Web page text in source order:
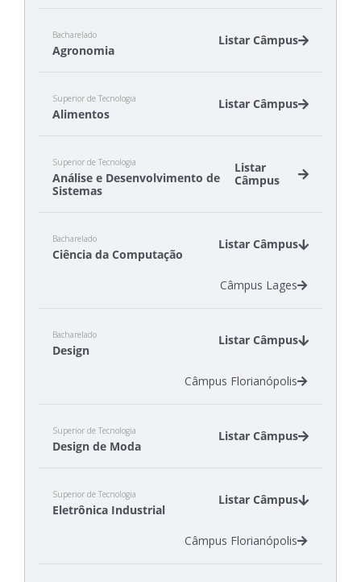
Bacharelado
Agronomia
Listar Câmpus
Câmpus São Miguel do Oeste
Superior de Tecnologia
Alimentos
Listar Câmpus
Câmpus São Miguel do Oeste
Superior de Tecnologia
Análise e Desenvolvimento de
Sistemas
Listar
Câmpus
Câmpus Gaspar
Câmpus Tubarão
Bacharelado
Ciência da Computação
Listar Câmpus
Câmpus Lages
Bacharelado
Design
Listar Câmpus
Câmpus Florianópolis
Superior de Tecnologia
Design de Moda
Listar Câmpus
Câmpus Gaspar
Câmpus Jaraguá do Sul - Centro
Superior de Tecnologia
Eletrônica Industrial
Listar Câmpus
Câmpus Florianópolis